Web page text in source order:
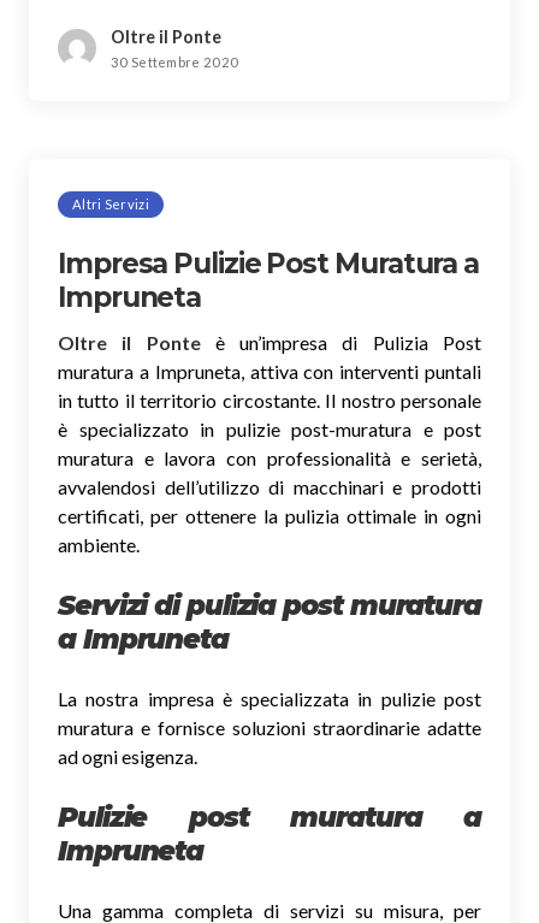
Oltre il Ponte
30 Settembre 2020
Altri Servizi
Impresa Pulizie Post Muratura a
Impruneta
Oltre il Ponteè un’impresa di Pulizia Post
muratura a Impruneta, attiva con interventi puntali
in tutto il territorio circostante. Il nostro personale
è specializzato in pulizie post-muratura e post
muratura e lavora con professionalità e serietà,
avvalendosi dell’utilizzo di macchinari e prodotti
certificati, per ottenere la pulizia ottimale in ogni
ambiente.
Servizi di pulizia post muratura
a Impruneta
La nostra impresa è specializzata in pulizie post
muratura e fornisce soluzioni straordinarie adatte
ad ogni esigenza.
Pulizie post muratura a
Impruneta
Una gamma completa di servizi su misura, per